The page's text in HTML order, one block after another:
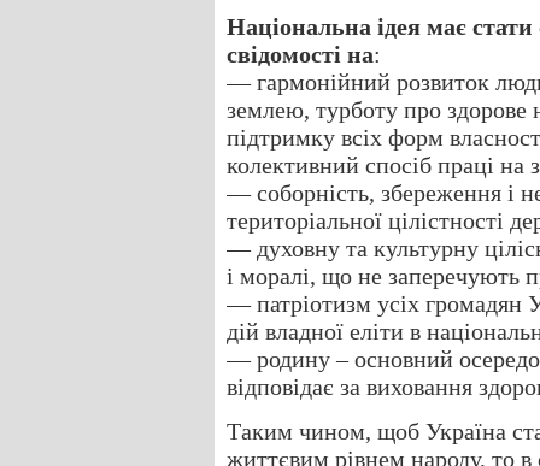
Національна ідея має
свідомості на:
— гармонійний розвиток
землею, турботу про
підтримку всіх форм
колективний спосіб праці на
— соборність, збереження і
територіальної цілістності
— духовну та культурну
і моралі, що не заперечують
— патріотизм усіх громадян
дій владної еліти в
— родину – основний
відповідає за виховання
Таким чином, щоб Україна
життєвим рівнем народу, то в